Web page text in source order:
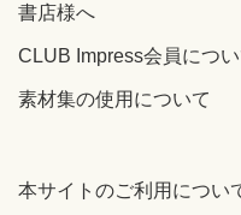
書店様へ
CLUB Impress会員につい
素材集の使用について
本サイトのご利用につい